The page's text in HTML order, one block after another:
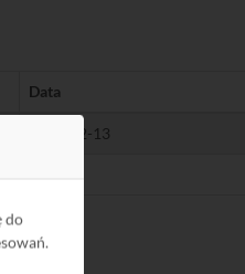
do
Data
2024-12-13